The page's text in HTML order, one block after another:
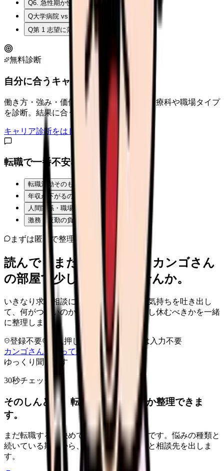
Q6. 急性期か慢性期か
Q大学病院 vs 市中病院 どっちがいい?
Q第 1 志望に落ちたら?
無料診断
自分に合うキャリアタイプは？
働き方・強み・価値観から、向いている診療科や職場タイプ
を診断。結果に合う求人も表示。
キャリア診断をはじめる
転職で一番不安なことは？
転職活動そのものが不安
年収が下がるのが怖い
人間関係・職場の雰囲気
激務・夜勤の負担
まずは匿名で整理
読んでもまだ苦しいなら、カンゴさん
の部屋で少し話してみませんか。
いきなり求人相談には進みません。今の気持ちを吐き出し
て、何がつらいのか、辞めるべきか、少し休むべきかを一緒
に整理します。
登録不要 求人押し売りなし
病院名は入力不要
カンゴさんを知ってから相談する
ゆっくり聞きます
30秒チェック
そのしんどさ、転職すべきサインか整理できま
す。
まだ転職すると決めていなくても大丈夫です。悩みの種類と
続いている期間から、次に見るべき記事と相談先を出しま
す。